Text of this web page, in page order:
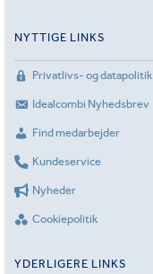
NYTTIGE LINKS
Privatlivs- og datapolitik
Idealcombi Nyhedsbrev
Find medarbejder
Kundeservice
Nyheder
Cookiepolitik
YDERLIGERE LINKS